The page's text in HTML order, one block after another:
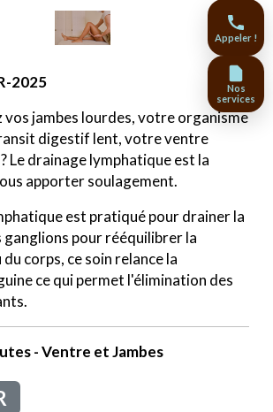
2025
vos jambes lourdes, votre organisme
digestif lent, votre ventre
Le drainage lymphatique est la
apporter soulagement.
est pratiqué pour drainer la
ganglions pour rééquilibrer la
corps, ce soin relance la
ce qui permet l'élimination des
- Ventre et Jambes
Appeler !
Nos
services